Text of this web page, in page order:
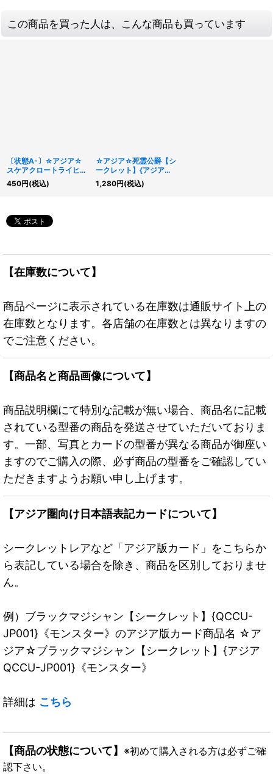
この商品を買った人は、こんな商品も買っています
〔状態A-〕☆アジア☆
スケアクロートライヒハ
ート【プリズマティック
シークレット】{アジア
450円(税込)
☆アジア☆死霊公爵【シ
ークレット】{アジア
AC04-JP002}《融合》
1,280円(税込)
【在庫数について】
商品ページに表示されている在庫数は通販サイト上の
在庫数となります。各店舗の在庫数とは異なりますの
でご注意ください。
【商品名と商品画像について】
商品説明欄にて特別な記載が無い場合、商品名に記載
されている型番の商品を発送させていただいておりま
す。一部、写真とカードの型番が異なる商品が御座い
ますのでご購入の際、必ず商品の型番をご確認してい
ただきますようお願い申し上げます。
【アジア圏向け日本語表記カードについて】
シークレットレアなど「アジア版カード」をこちらか
ら表記している場合を除き、商品を区別しておりませ
ん。
例）ブラックマジシャン【シークレット】{QCCU-
JP001}《モンスター》のアジア版カード商品名 ☆ア
ジア☆ブラックマジシャン【シークレット】{アジア
QCCU-JP001}《モンスター》
詳細は こちら
【商品の状態について】 ※初めて購入される方は必ずご確
認下さい。